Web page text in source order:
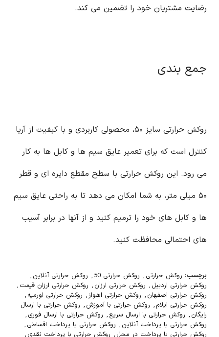
رضایت مشتریان خود را تضمین می کند.
جمع بندی
روکش حرارتی سایز ۵۰، محصولی کاربردی و با کیفیت از آریا
کنترل است که برای تعمیر عایق سیم ها و کابل ها به کار
می رود. این روکش حرارتی با سطح مقطع دایره ای و قطر
۵۰ میلی متر، به شما امکان می دهد تا به راحتی عایق سیم
ها و کابل های خود را ترمیم کنید و از آنها در برابر آسیب
های احتمالی محافظت کنید.
برچسب: روکش حرارتی , روکش حرارتی 50 , روکش حرارتی آنلاین ,
روکش حرارتی اردبیل , روکش حرارتی ارزان , روکش حرارتی ارزان قیمت ,
روکش حرارتی اصفهان , روکش حرارتی اهواز, روکش حرارتی اورمیه ,
روکش حرارتی ایلام , روکش حرارتی با آموزش , روکش حرارتی با ارسال
رایگان , روکش حرارتی با ارسال سریع , روکش حرارتی با ارسال فوری ,
روکش حرارتی با پرداخت آنلاین , روکش حرارتی با پرداخت اقساطی ,
روکش حرارتی با پرداخت در محل , روکش حرارتی با پرداخت نقدی ,